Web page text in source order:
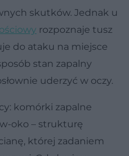
skutków. Jednak u
rozpoznaje tusz
do ataku na miejsce
stan zapalny
uderzyć w oczy.
komórki zapalne
oko – strukturę
której zadaniem